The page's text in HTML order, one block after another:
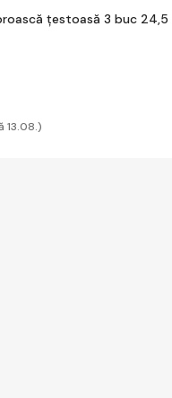
țestoasă 3 buc 24,5
13.08.)